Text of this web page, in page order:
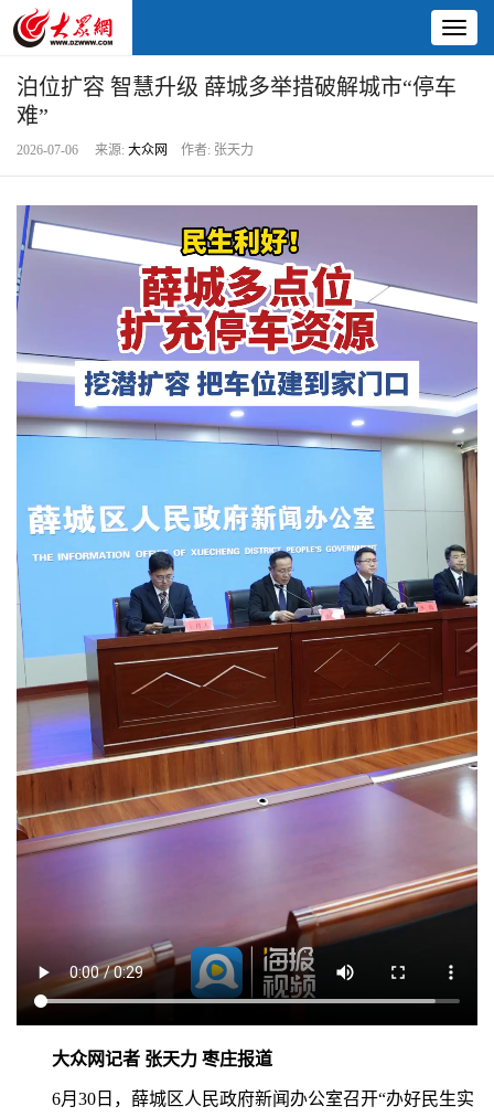
泊位扩容 智慧升级 薛城多举措破解城市“停车
难”
2026-07-06 来源: 大众网 作者: 张天力
大众网记者 张天力 枣庄报道
6月30日，薛城区人民政府新闻办公室召开“办好民生实